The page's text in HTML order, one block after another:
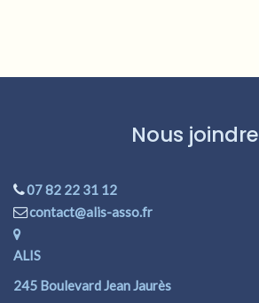
Nous joindre
07 82 22 31 12
contact@alis-asso.fr
ALIS
245 Boulevard Jean Jaurès